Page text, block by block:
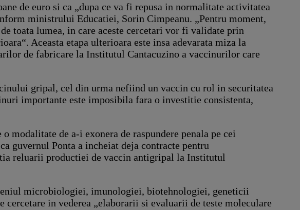
de euro si ca „dupa ce va fi repusa in normalitate activitatea
ministrului Educatiei, Sorin Cimpeanu. „Pentru moment,
toata lumea, in care aceste cercetari vor fi validate prin
Aceasta etapa ulterioara este insa adevarata miza la
de fabricare la Institutul Cantacuzino a vaccinurilor care
gripal, cel din urma nefiind un vaccin cu rol in securitatea
importante este imposibila fara o investitie consistenta,
modalitate de a-i exonera de raspundere penala pe cei
guvernul Ponta a incheiat deja contracte pentru
reluarii productiei de vaccin antigripal la Institutul
microbiologiei, imunologiei, biotehnologiei, geneticii
in vederea „elaborarii si evaluarii de teste moleculare